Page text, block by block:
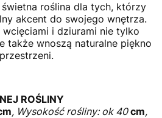
roślina dla tych, którzy
akcent do swojego wnętrza.
i dziurami nie tylko
także wnoszą naturalne piękno
ROŚLINY
, Wysokość rośliny: ok 40cm,